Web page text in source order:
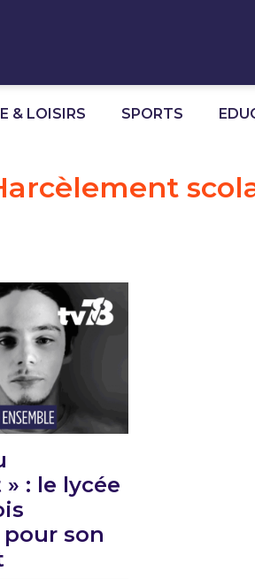
& LOISIRS SPORTS
: le lycée
son